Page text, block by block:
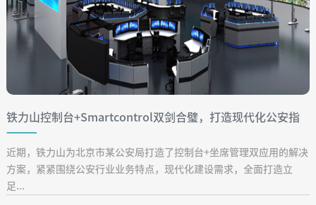
铁力山控制台+Smartcontrol双剑合璧，打造现代化公安指
挥中心
近期，铁力山为北京市某公安局打造了控制台+坐席管理双应用的解决
方案，紧紧围绕公安行业业务特点，现代化建设需求，全面打造立
足...